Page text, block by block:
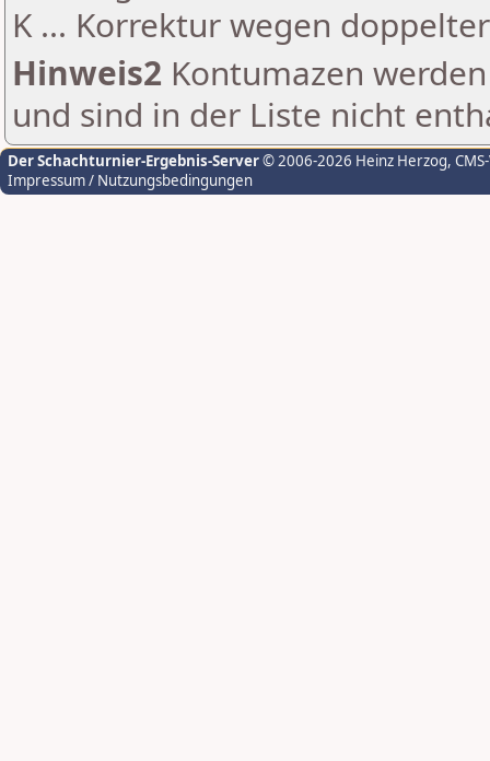
K ... Korrektur wegen
Hinweis2 Kontumazen
und sind in der Liste nicht
Der Schachturnier-Ergebnis-Server© 2006-2026 Heinz Herzog,
Impressum / Nutzungsbedingungen